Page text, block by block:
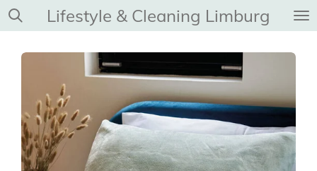
Ga
direct
hoofdinhoud
Lifestyle & Cleaning Limburg